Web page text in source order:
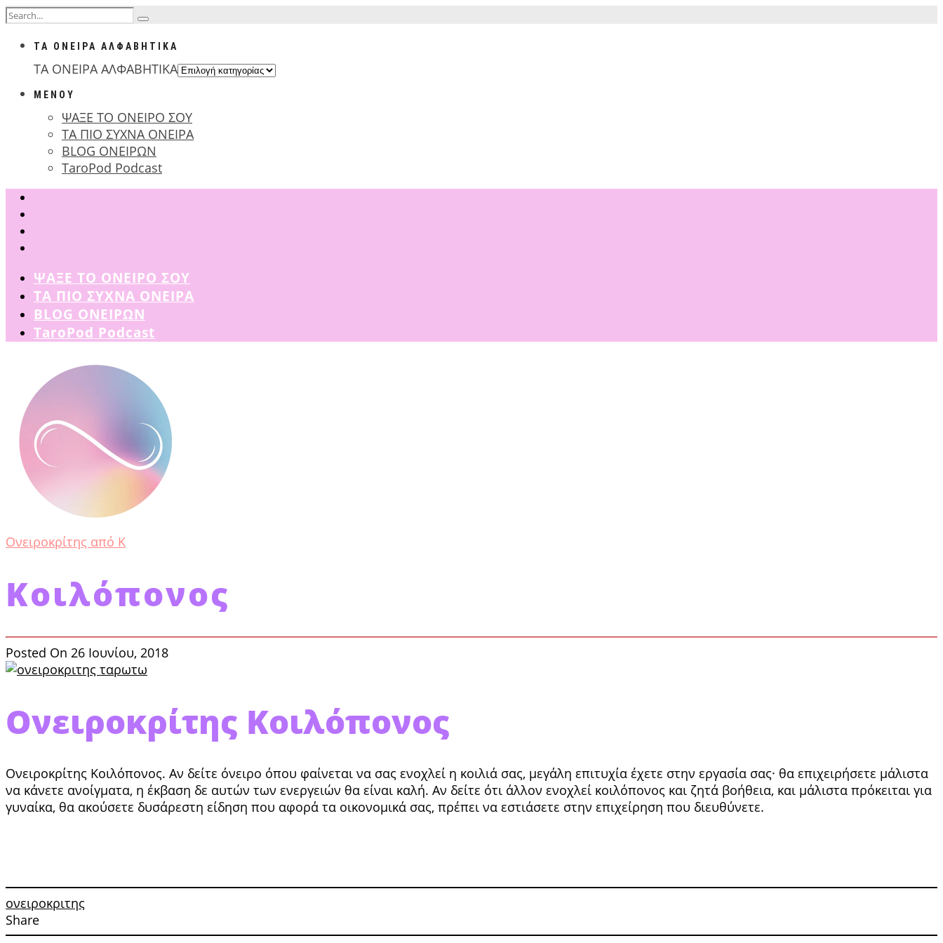
ΤΑ ΟΝΕΙΡΑ ΑΛΦΑΒΗΤΙΚΑ
ΤΑ ΟΝΕΙΡΑ ΑΛΦΑΒΗΤΙΚΑ
ΜΕΝΟΥ
ΨΑΞΕ ΤΟ ΟΝΕΙΡΟ ΣΟΥ
ΤΑ ΠΙΟ ΣΥΧΝΑ ΟΝΕΙΡΑ
BLOG ΟΝΕΙΡΩΝ
TaroPod Podcast
ΨΑΞΕ ΤΟ ΟΝΕΙΡΟ ΣΟΥ
ΤΑ ΠΙΟ ΣΥΧΝΑ ΟΝΕΙΡΑ
BLOG ΟΝΕΙΡΩΝ
TaroPod Podcast
Ονειροκρίτης από Κ
Κοιλόπονος
Posted On 26 Ιουνίου, 2018
Ονειροκρίτης Κοιλόπονος
Ονειροκρίτης Κοιλόπονος. Αν δείτε όνειρο όπου φαίνεται να σας ενοχλεί η κοιλιά σας, μεγάλη επιτυχία έχετε στην εργασία σας· θα επιχειρήσετε μάλιστα
να κάνετε ανοίγματα, η έκβαση δε αυτών των ενεργειών θα είναι καλή. Αν δείτε ότι άλλον ενοχλεί κοιλόπονος και ζητά βοήθεια, και μάλιστα πρόκειται για
γυναίκα, θα ακούσετε δυσάρεστη είδηση που αφορά τα οικονομικά σας, πρέπει να εστιάσετε στην επιχείρηση που διευθύνετε.
ονειροκριτης
Share